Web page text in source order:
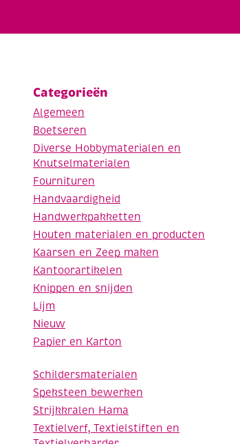
Categorieën
Algemeen
Boetseren
Diverse Hobbymaterialen en
Knutselmaterialen
Fournituren
Handvaardigheid
Handwerkpakketten
Houten materialen en producten
Kaarsen en Zeep maken
Kantoorartikelen
Knippen en snijden
Lijm
Nieuw
Papier en Karton
Schildersmaterialen
Speksteen bewerken
Strijkkralen Hama
Textielverf, Textielstiften en